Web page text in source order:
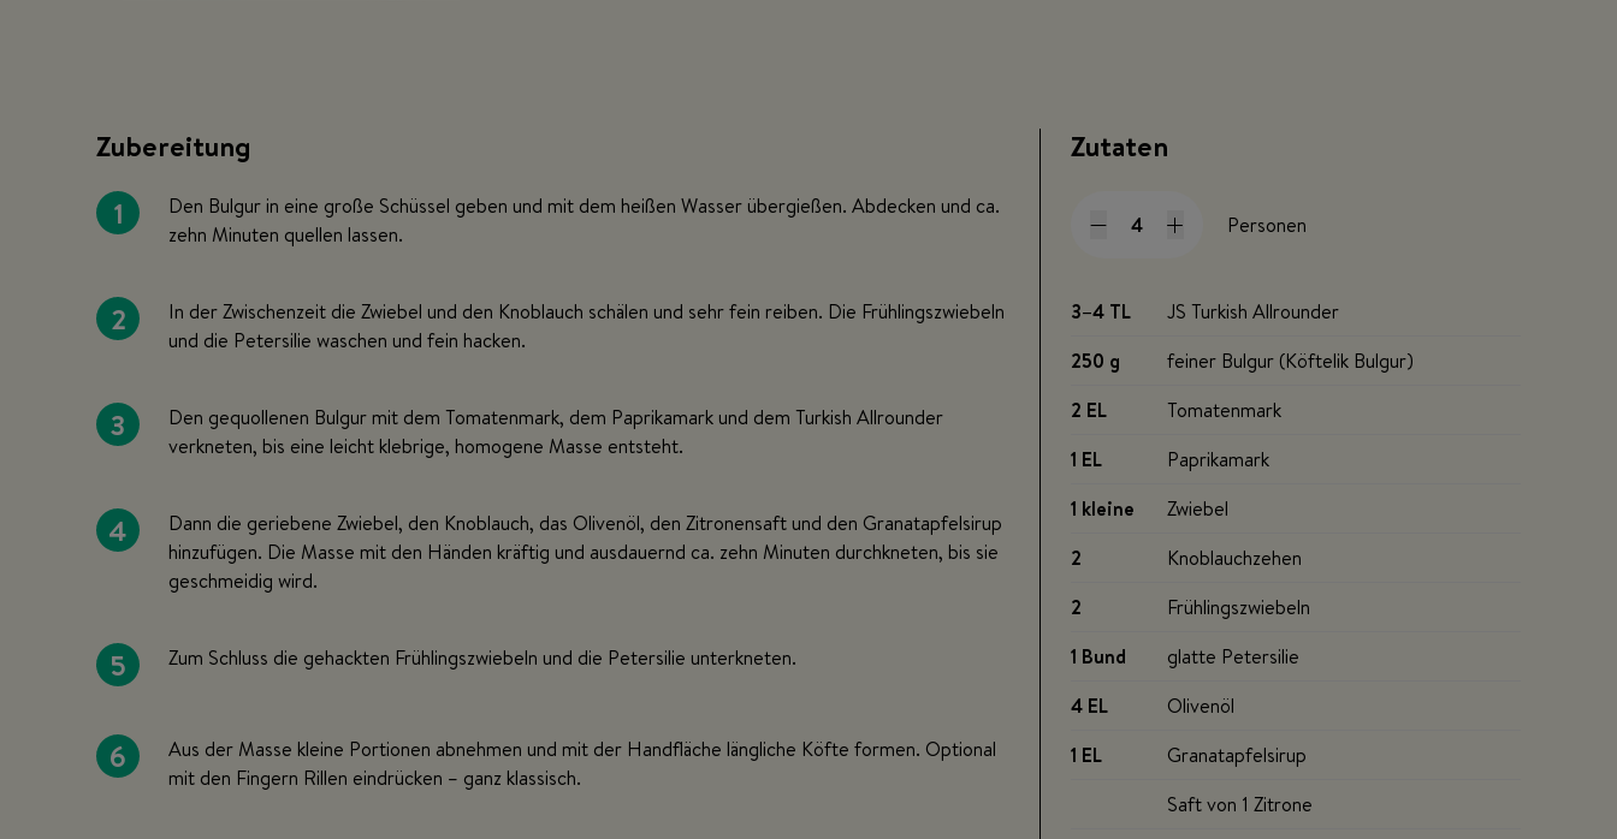
Zutaten
Personen
3–4 TL
JS Turkish Allrounder
250 g
feiner Bulgur (Köftelik Bulgur)
2 EL
Tomatenmark
1 EL
Paprikamark
1 kleine
Zwiebel
2
Knoblauchzehen
2
Frühlingszwiebeln
1 Bund
glatte Petersilie
4 EL
Olivenöl
1 EL
Granatapfelsirup
Saft von 1 Zitrone
Zubereitung
1
Den Bulgur in eine große Schüssel geben und mit dem heißen Wasser übergießen. Abdecken und ca.
zehn Minuten quellen lassen.
2
In der Zwischenzeit die Zwiebel und den Knoblauch schälen und sehr fein reiben. Die Frühlingszwiebeln
und die Petersilie waschen und fein hacken.
3
Den gequollenen Bulgur mit dem Tomatenmark, dem Paprikamark und dem Turkish Allrounder
verkneten, bis eine leicht klebrige, homogene Masse entsteht.
4
Dann die geriebene Zwiebel, den Knoblauch, das Olivenöl, den Zitronensaft und den Granatapfelsirup
hinzufügen. Die Masse mit den Händen kräftig und ausdauernd ca. zehn Minuten durchkneten, bis sie
geschmeidig wird.
5 Zum Schluss die gehackten Frühlingszwiebeln und die Petersilie unterkneten.
6
Aus der Masse kleine Portionen abnehmen und mit der Handfläche längliche Köfte formen. Optional
mit den Fingern Rillen eindrücken – ganz klassisch.